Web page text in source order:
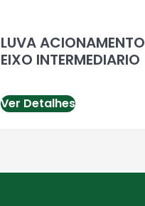
LUVA ACIONAMENTO
EIXO INTERMEDIARIO
Ver Detalhes